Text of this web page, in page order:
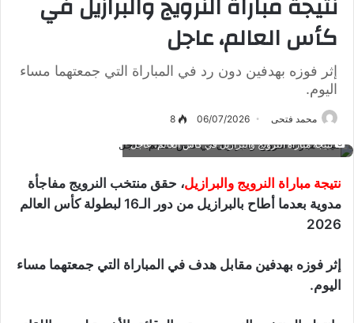
كأس العالم، عاجل
إثر فوزه بهدفين دون رد في المباراة التي جمعتهما مساء
اليوم.
محمد فتحى 06/07/2026
8
نتيجة مباراة النرويج والبرازيل في كأس العالم، عاجل
نتيجة مباراة النرويج والبرازيل، حقق منتخب النرويج مفاجأة
مدوية بعدما أطاح بالبرازيل من دور الـ16 لبطولة كأس العالم
2026
إثر فوزه بهدفين مقابل هدف في المباراة التي جمعتهما مساء
اليوم.